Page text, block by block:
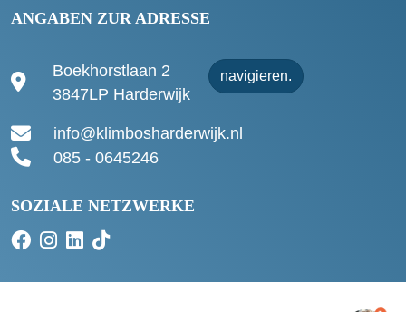
ANGABEN ZUR ADRESSE
Boekhorstlaan 2
3847LP Harderwijk
navigieren.
info@klimbosharderwijk.nl
085 - 0645246
SOZIALE NETZWERKE